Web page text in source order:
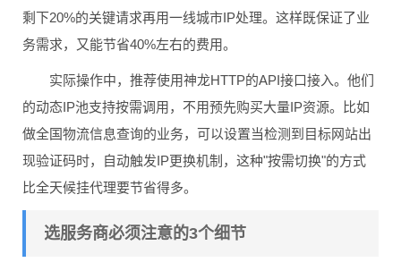
剩下20%的关键请求再用一线城市IP处理。这样既保证了业
务需求，又能节省40%左右的费用。
实际操作中，推荐使用神龙HTTP的API接口接入。他们
的动态IP池支持按需调用，不用预先购买大量IP资源。比如
做全国物流信息查询的业务，可以设置当检测到目标网站出
现验证码时，自动触发IP更换机制，这种"按需切换"的方式
比全天候挂代理要节省得多。
选服务商必须注意的3个细节